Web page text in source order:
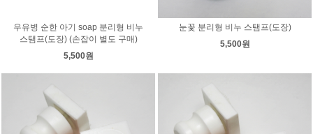
우유병 순한 아기 soap 분리형 비누
스탬프(도장) (손잡이 별도 구매)
5,500원
눈꽃 분리형 비누 스탬프(도장)
5,500원